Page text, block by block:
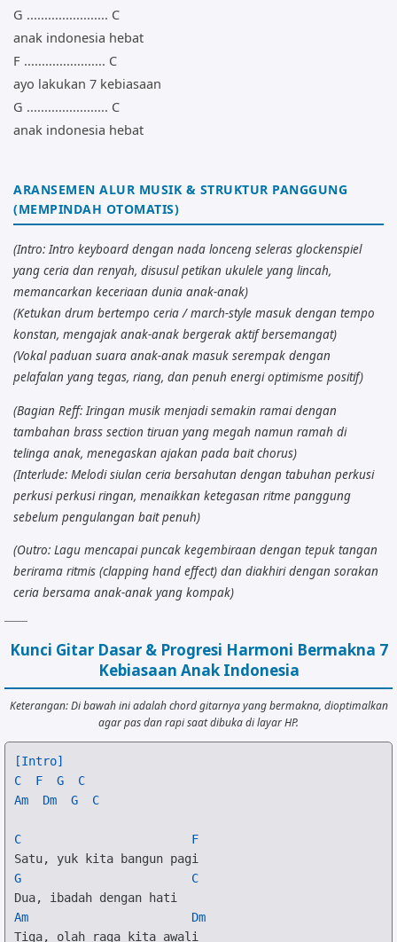
G ....................... C
anak indonesia hebat
F ....................... C
ayo lakukan 7 kebiasaan
G ....................... C
anak indonesia hebat
ARANSEMEN ALUR MUSIK & STRUKTUR PANGGUNG
(MEMPINDAH OTOMATIS)
(Intro: Intro keyboard dengan nada lonceng seleras glockenspiel
yang ceria dan renyah, disusul petikan ukulele yang lincah,
memancarkan keceriaan dunia anak-anak)
(Ketukan drum bertempo ceria / march-style masuk dengan tempo
konstan, mengajak anak-anak bergerak aktif bersemangat)
(Vokal paduan suara anak-anak masuk serempak dengan
pelafalan yang tegas, riang, dan penuh energi optimisme positif)
(Bagian Reff: Iringan musik menjadi semakin ramai dengan
tambahan brass section tiruan yang megah namun ramah di
telinga anak, menegaskan ajakan pada bait chorus)
(Interlude: Melodi siulan ceria bersahutan dengan tabuhan perkusi
perkusi perkusi ringan, menaikkan ketegasan ritme panggung
sebelum pengulangan bait penuh)
(Outro: Lagu mencapai puncak kegembiraan dengan tepuk tangan
berirama ritmis (clapping hand effect) dan diakhiri dengan sorakan
ceria bersama anak-anak yang kompak)
Kunci Gitar Dasar & Progresi Harmoni Bermakna 7
Kebiasaan Anak Indonesia
Keterangan: Di bawah ini adalah chord gitarnya yang bermakna, dioptimalkan
agar pas dan rapi saat dibuka di layar HP.
[Intro]
C
F G
C
Am
Dm G C
C
F
G
C
Am
Dm